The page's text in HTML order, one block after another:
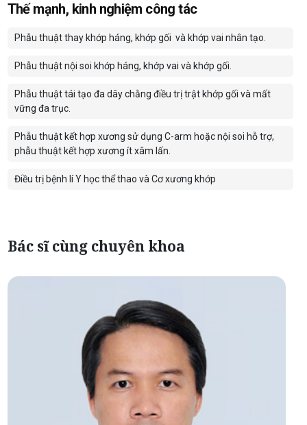
Thế mạnh, kinh nghiệm công tác
Phẫu thuật thay khớp háng, khớp gối và khớp vai nhân tạo.
Phẫu thuật nội soi khớp háng, khớp vai và khớp gối.
Phẫu thuật tái tạo đa dây chằng điều trị trật khớp gối và mất
vững đa trục.
Phẫu thuật kết hợp xương sử dụng C-arm hoặc nội soi hỗ trợ,
phẫu thuật kết hợp xương ít xâm lấn.
Điều trị bệnh lí Y học thể thao và Cơ xương khớp
Bác sĩ cùng chuyên khoa